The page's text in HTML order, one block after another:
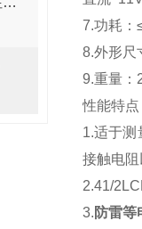
7.功耗：
8.外形尺
9.重量：
性能特点
1.适于测
接触电
2.41/
3. 防雷等